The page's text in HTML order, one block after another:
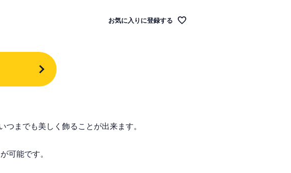
お気に入りに登録する
までも美しく飾ることが出来ます。
可能です。